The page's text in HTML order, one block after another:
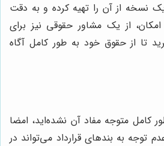
نسخه از آن را تهیه کرده و به دقت
از یک مشاور حقوقی نیز برای
تا از حقوق خود به طور کامل آگاه
کامل متوجه مفاد آن نشده‌اید، امضا
توجه به بندهای قرارداد می‌تواند در